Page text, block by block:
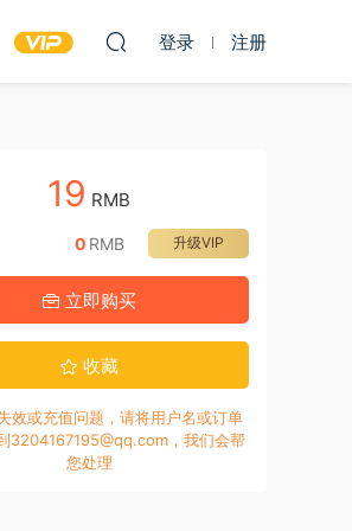
登录 注册
19 RMB
升级VIP
0 RMB
立即购买
收藏
效或充值问题，请将用户名或订单
3204167195@qq.com，我们会帮
您处理